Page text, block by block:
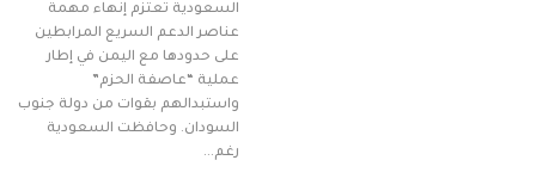
السعودية تعتزم إنهاء مهمة
عناصر الدعم السريع المرابطين
على حدودها مع اليمن في إطار
عملية “عاصفة الحزم”
واستبدالهم بقوات من دولة جنوب
السودان. وحافظت السعودية
رغم…